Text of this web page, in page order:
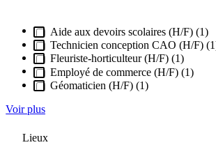
Aide aux devoirs scolaires (H/F) (1)
Technicien conception CAO (H/F)
Fleuriste-horticulteur (H/F) (1)
Employé de commerce (H/F) (1)
Géomaticien (H/F) (1)
Voir plus
Lieux